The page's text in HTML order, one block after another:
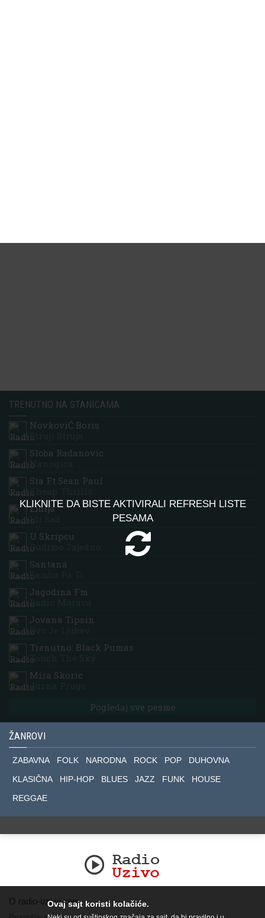
KLIKNITE DA BISTE AKTIVIRALI REFRESH LISTE
PESAMA
TRENUTNO NA STANICAMA
NovkoviĆ Boris
Struji Struja
Sloba Radanovic
Nanogica
Sia Ft Sean Paul
Cheap Thrills
Lidija
Idi Sad
U Skripcu
Budimo Zajedno
Santana
Samba Pa Ti
Jagodina Fm
Radio Morava
Jovana Tipsin
Ovo Je Ljubav
Trenutno: Black Pumas
Touch The Sky
Mira Skoric
Juzna Pruga
Pogledaj sve pesme
ŽANROVI
ZABAVNA FOLK NARODNA ROCK POP
DUHOVNA
KLASIČNA
HIP-HOP BLUES JAZZ FUNK
HOUSE
REGGAE
O radio-uzivo.comOvaj sajt koristi kolačiće.